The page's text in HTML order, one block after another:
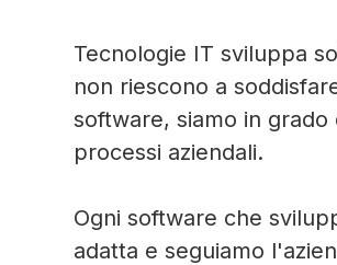
Tecnologie IT sviluppa
non riescono a
software, siamo in
processi aziendali.
Ogni software che
adatta e seguiamo